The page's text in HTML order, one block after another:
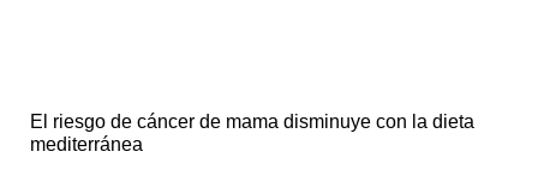
El riesgo de cáncer de mama disminuye con la dieta
mediterránea